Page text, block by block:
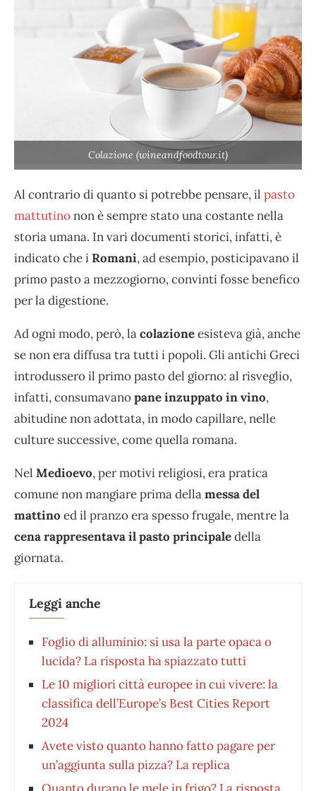
Colazione (wineandfoodtour.it)
Al contrario di quanto si potrebbe pensare, il pasto
mattutinonon è sempre stato una costante nella
storia umana. In vari documenti storici, infatti, è
indicato che iRomani, ad esempio, posticipavano il
primo pasto a mezzogiorno, convinti fosse benefico
per la digestione.
Ad ogni modo, però, lacolazioneesisteva già, anche
se non era diffusa tra tutti i popoli. Gli antichi Greci
introdussero il primo pasto del giorno: al risveglio,
infatti, consumavanopane inzuppato in vino,
abitudine non adottata, in modo capillare, nelle
culture successive, come quella romana.
Nel Medioevo, per motivi religiosi, era pratica
comune non mangiare prima dellamessa del
mattino ed il pranzo era spesso frugale, mentre la
cena rappresentava il pasto principaledella
giornata.
Leggi anche
Foglio di alluminio: si usa la parte opaca o
lucida? La risposta ha spiazzato tutti
Le 10 migliori città europee in cui vivere: la
classifica dell’Europe’s Best Cities Report
2024
Avete visto quanto hanno fatto pagare per
un’aggiunta sulla pizza? La replica